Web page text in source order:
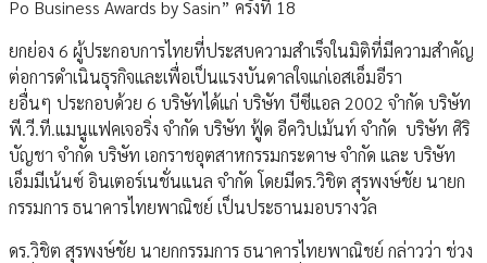
Po Business Awards by Sasin” ครั้งที่ 18
ยกย่อง 6 ผู้ประกอบการไทยที่ประสบความสำเร็จในมิติที่มีความสำคัญ
ต่อการดำเนินธุรกิจและเพื่อเป็นแรงบันดาลใจแก่เอสเอ็มอีรา
ยอื่นๆ ประกอบด้วย 6 บริษัทได้แก่ บริษัท บีซีแอล 2002 จำกัด บริษัท
พี.วี.ที.แมนูแฟคเจอริ่ง จำกัด บริษัท ฟู้ด อีควิปเม้นท์ จำกัด บริษัท ศิริ
บัญชา จำกัด บริษัท เอกราชอุตสาหกรรมกระดาษ จำกัด และ บริษัท
เอ็มมีเน้นซ์ อินเตอร์เนชั่นแนล จำกัด โดยมีดร.วิชิต สุรพงษ์ชัย นายก
กรรมการ ธนาคารไทยพาณิชย์ เป็นประธานมอบรางวัล
ดร.วิชิต สุรพงษ์ชัย นายกกรรมการ ธนาคารไทยพาณิชย์ กล่าวว่า ช่วง